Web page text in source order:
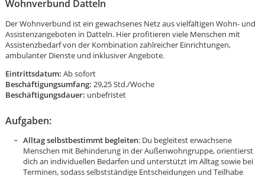
Wohnverbund Datteln
Der Wohnverbund ist ein gewachsenes Netz aus vielfältigen Wohn- und
Assistenzangeboten in Datteln. Hier profitieren viele Menschen mit
Assistenzbedarf von der Kombination zahlreicher Einrichtungen,
ambulanter Dienste und inklusiver Angebote.
Eintrittsdatum: Ab sofort
Beschäftigungsumfang: 29,25 Std./Woche
Beschäftigungsdauer: unbefristet
Aufgaben:
Alltag selbstbestimmt begleiten: Du begleitest erwachsene
Menschen mit Behinderung in der Außenwohngruppe, orientierst
dich an individuellen Bedarfen und unterstützt im Alltag sowie bei
Terminen, sodass selbstständige Entscheidungen und Teilhabe
Karte anzeigen